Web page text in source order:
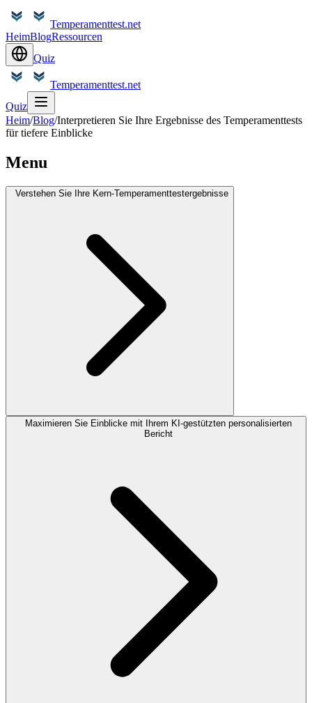
Temperamenttest.net
HeimBlogRessourcen
Quiz
Temperamenttest.net
Quiz
Heim/Blog/Interpretieren Sie Ihre Ergebnisse des Temperamenttests
für tiefere Einblicke
Menu
Verstehen Sie Ihre Kern-Temperamenttestergebnisse
Maximieren Sie Einblicke mit Ihrem KI-gestützten personalisierten
Bericht